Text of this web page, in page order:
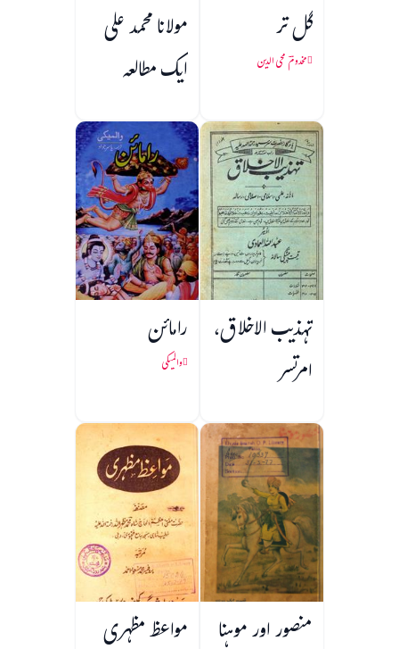
گل تر
مخدومؔ محی الدین
مولانا محمد علی
ایک مطالعہ
تہذیب الاخلاق،
امرتسر
رامائن
والمیکی
منصور اور موہنا مواعظ مظہری